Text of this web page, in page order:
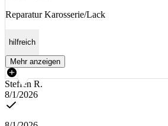
Reparatur Karosserie/Lack
hilfreich
Mehr anzeigen
Steffen R.
8/1/2026